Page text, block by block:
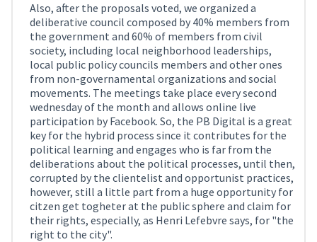
Also, after the proposals voted, we organized a
deliberative council composed by 40% members from
the government and 60% of members from civil
society, including local neighborhood leaderships,
local public policy councils members and other ones
from non-governamental organizations and social
movements. The meetings take place every second
wednesday of the month and allows online live
participation by Facebook. So, the PB Digital is a great
key for the hybrid process since it contributes for the
political learning and engages who is far from the
deliberations about the political processes, until then,
corrupted by the clientelist and opportunist practices,
however, still a little part from a huge opportunity for
citzen get togheter at the public sphere and claim for
their rights, especially, as Henri Lefebvre says, for "the
right to the city".